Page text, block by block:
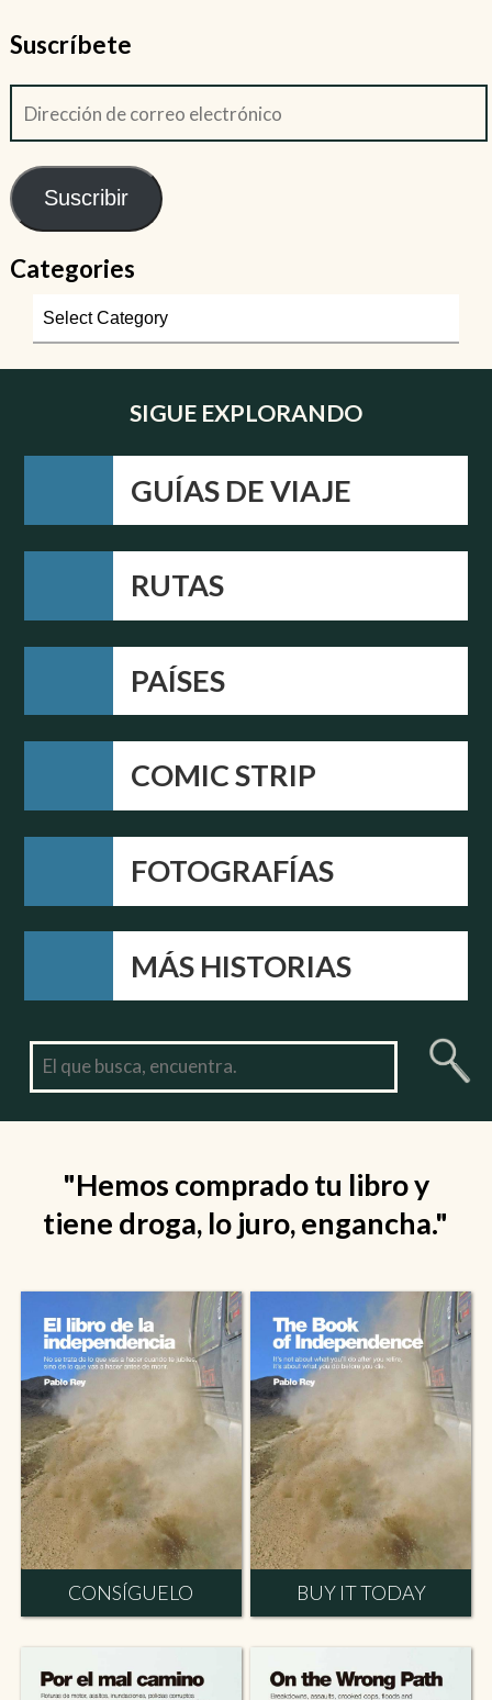
Suscríbete
Suscribir
Categories
SIGUE EXPLORANDO
GUÍAS DE VIAJE
RUTAS
PAÍSES
COMIC STRIP
FOTOGRAFÍAS
MÁS HISTORIAS
"Hemos comprado tu libro y
tiene droga, lo juro, engancha."
CONSÍGUELO BUY IT TODAY